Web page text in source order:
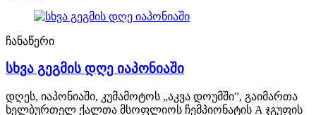
ჩანაწერი
სხვა გეგმის დღე იაპონიაში
დღეს, იაპონიაში, კუმამოტოს „აკვა დოუმში”, გაიმართა
ხელბურთელ ქალთა მსოფლიოს ჩემპიონატის A ჯგუფის